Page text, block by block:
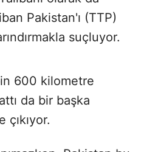
Pakistan'ı (TTP)
suçluyor.
600 kilometre
da bir başka
çıkıyor.